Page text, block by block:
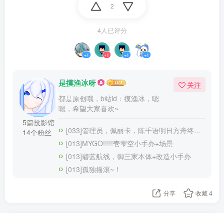
2
4人已评分
+1 -1 +1 +1
5篇投影馆
14个粉丝
是摸渔冰呀
都是原创哦，b站id：摸渔冰，嗯
嗯，希望大家喜欢~
关注
[033]管理员，佩丽卡，陈千语明日方舟终末地应急小组
[013]MYGO!!!!!壱雫空小手办+场景
[013]碧蓝航线，御三家本体+改造小手办
[013]孤独摇滚~！
分享 收藏4